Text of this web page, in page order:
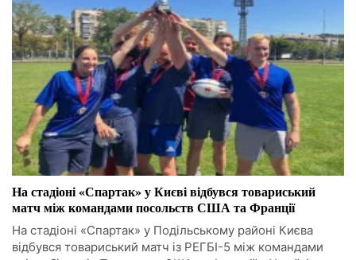
На стадіоні «Спартак» у Києві відбувся товариський
матч між командами посольств США та Франції
На стадіоні «Спартак» у Подільському районі Києва
відбувся товариський матч із РЕГБІ-5 між командами